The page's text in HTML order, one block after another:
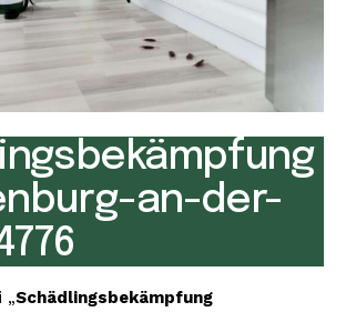
an-der-
„Schädlingsbekämpfung